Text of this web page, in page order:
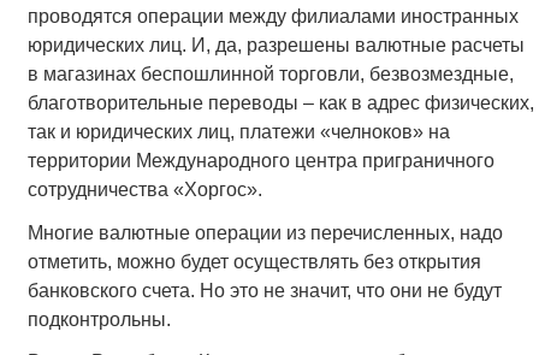
проводятся операции между филиалами иностранных
юридических лиц. И, да, разрешены валютные расчеты
в магазинах беспошлинной торговли, безвозмездные,
благотворительные переводы – как в адрес физических,
так и юридических лиц, платежи «челноков» на
территории Международного центра приграничного
сотрудничества «Хоргос».
Многие валютные операции из перечисленных, надо
отметить, можно будет осуществлять без открытия
банковского счета. Но это не значит, что они не будут
подконтрольны.